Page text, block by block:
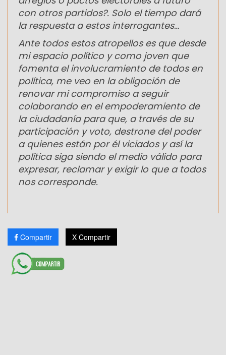
con otros partidos?. Solo el tiempo dará
la respuesta a estos interrogantes…
Ante todos estos atropellos es que desde
mi espacio político y como joven que
fomenta el involucramiento de todos en
política, me veo en la obligación de
renovar mi compromiso a seguir
colaborando en el empoderamiento de
la ciudadanía para que, a través de su
participación y voto, destrone del poder
a quienes están por él viciados y así la
política siga siendo el medio válido para
expresar, reclamar y exigir lo que a todos
nos corresponde.
Compartir X Compartir